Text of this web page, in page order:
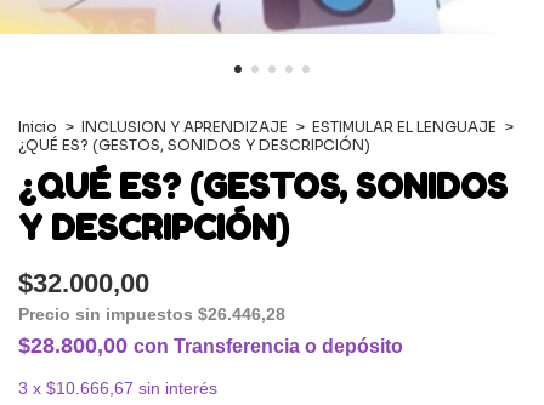
Inicio > INCLUSION Y APRENDIZAJE > ESTIMULAR EL LENGUAJE >
¿QUÉ ES? (GESTOS, SONIDOS Y DESCRIPCIÓN)
¿QUÉ ES? (GESTOS, SONIDOS
Y DESCRIPCIÓN)
$32.000,00
Precio sin impuestos $26.446,28
$28.800,00 con Transferencia o depósito
3 x $10.666,67 sin interés